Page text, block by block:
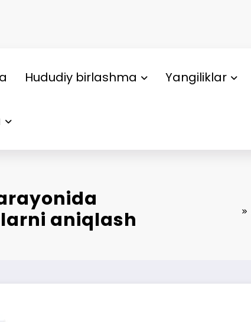
Hududiy birlashma Yangiliklar
aniqlash